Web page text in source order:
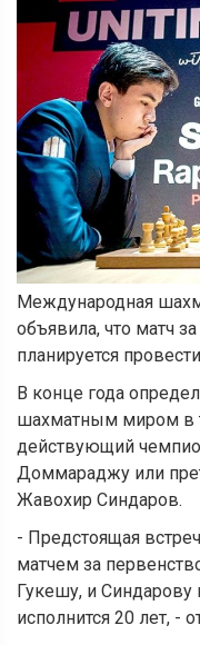
Международная
объявила, что матч
планируется
В конце года
шахматным миром в
действующий
Доммараджу или
Жавохир Синдаров.
- Предстоящая
матчем за
Гукешу, и Синдарову
исполнится 20 лет, -